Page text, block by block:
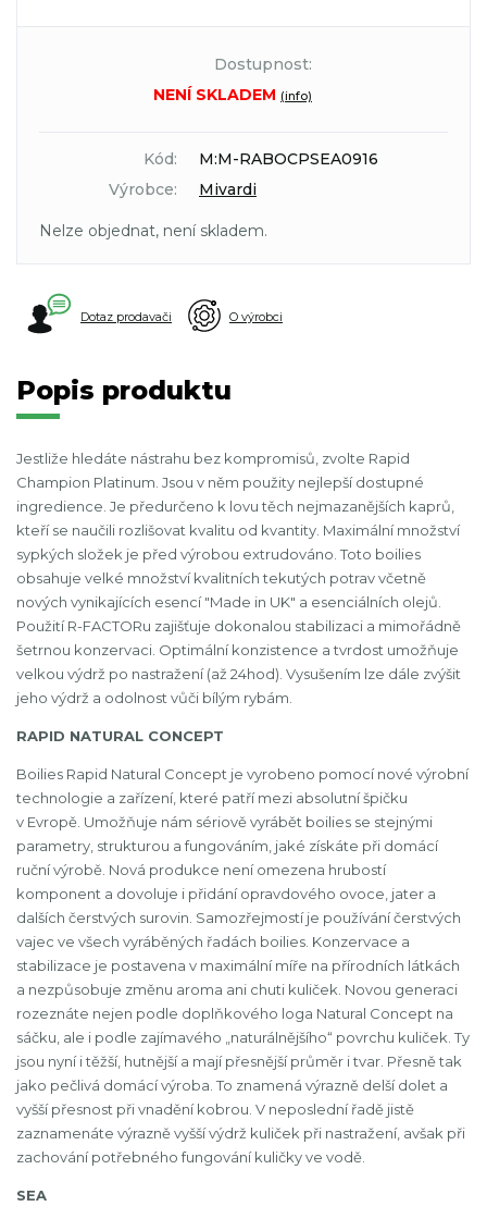
Dostupnost:
NENÍ SKLADEM (info)
Kód:
M:M-RABOCPSEA0916
Výrobce:
Mivardi
Nelze objednat, není skladem.
Dotaz prodavači O výrobci
Popis produktu
Jestliže hledáte nástrahu bez kompromisů, zvolte Rapid
Champion Platinum. Jsou v něm použity nejlepší dostupné
ingredience. Je předurčeno k lovu těch nejmazanějších kaprů,
kteří se naučili rozlišovat kvalitu od kvantity. Maximální množství
sypkých složek je před výrobou extrudováno. Toto boilies
obsahuje velké množství kvalitních tekutých potrav včetně
nových vynikajících esencí "Made in UK" a esenciálních olejů.
Použití R-FACTORu zajišťuje dokonalou stabilizaci a mimořádně
šetrnou konzervaci. Optimální konzistence a tvrdost umožňuje
velkou výdrž po nastražení (až 24hod). Vysušením lze dále zvýšit
jeho výdrž a odolnost vůči bílým rybám.
RAPID NATURAL CONCEPT
Boilies Rapid Natural Concept je vyrobeno pomocí nové výrobní
technologie a zařízení, které patří mezi absolutní špičku
v Evropě. Umožňuje nám sériově vyrábět boilies se stejnými
parametry, strukturou a fungováním, jaké získáte při domácí
ruční výrobě. Nová produkce není omezena hrubostí
komponent a dovoluje i přidání opravdového ovoce, jater a
dalších čerstvých surovin. Samozřejmostí je používání čerstvých
vajec ve všech vyráběných řadách boilies. Konzervace a
stabilizace je postavena v maximální míře na přírodních látkách
a nezpůsobuje změnu aroma ani chuti kuliček. Novou generaci
rozeznáte nejen podle doplňkového loga Natural Concept na
sáčku, ale i podle zajímavého „naturálnějšího“ povrchu kuliček. Ty
jsou nyní i těžší, hutnější a mají přesnější průměr i tvar. Přesně tak
jako pečlivá domácí výroba. To znamená výrazně delší dolet a
vyšší přesnost při vnadění kobrou. V neposlední řadě jistě
zaznamenáte výrazně vyšší výdrž kuliček při nastražení, avšak při
zachování potřebného fungování kuličky ve vodě.
SEA